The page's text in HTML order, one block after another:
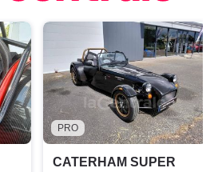
PRO
CATERHAM SUPER